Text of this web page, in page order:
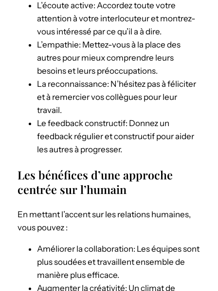
L’écoute active: Accordez toute votre
attention à votre interlocuteur et montrez-
vous intéressé par ce qu’il a à dire.
L’empathie: Mettez-vous à la place des
autres pour mieux comprendre leurs
besoins et leurs préoccupations.
La reconnaissance: N’hésitez pas à féliciter
et à remercier vos collègues pour leur
travail.
Le feedback constructif: Donnez un
feedback régulier et constructif pour aider
les autres à progresser.
Les bénéfices d’une approche
centrée sur l’humain
En mettant l’accent sur les relations humaines,
vous pouvez :
Améliorer la collaboration: Les équipes sont
plus soudées et travaillent ensemble de
manière plus efficace.
Augmenter la créativité: Un climat de